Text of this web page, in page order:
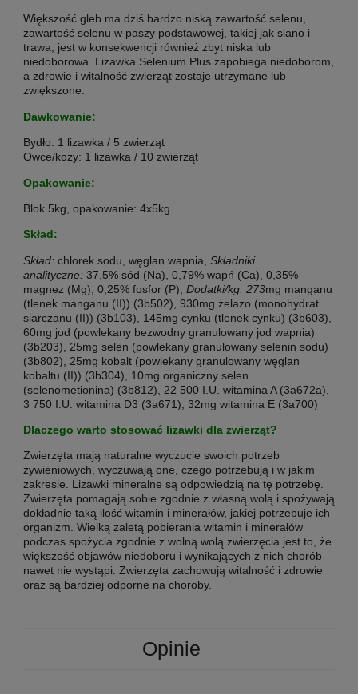
Większość gleb ma dziś bardzo niską zawartość selenu,
zawartość selenu w paszy podstawowej, takiej jak siano i
trawa, jest w konsekwencji również zbyt niska lub
niedoborowa. Lizawka Selenium Plus zapobiega niedoborom,
a zdrowie i witalność zwierząt zostaje utrzymane lub
zwiększone.
Dawkowanie:
Bydło: 1 lizawka / 5 zwierząt
Owce/kozy: 1 lizawka / 10 zwierząt
Opakowanie:
Blok 5kg, opakowanie: 4x5kg
Skład:
Skład: chlorek sodu, węglan wapnia, Składniki
analityczne: 37,5% sód (Na), 0,79% wapń (Ca), 0,35%
magnez (Mg), 0,25% fosfor (P), Dodatki/kg: 273mg manganu
(tlenek manganu (II)) (3b502), 930mg żelazo (monohydrat
siarczanu (II)) (3b103), 145mg cynku (tlenek cynku) (3b603),
60mg jod (powlekany bezwodny granulowany jod wapnia)
(3b203), 25mg selen (powlekany granulowany selenin sodu)
(3b802), 25mg kobalt (powlekany granulowany węglan
kobaltu (II)) (3b304), 10mg organiczny selen
(selenometionina) (3b812), 22 500 I.U. witamina A (3a672a),
3 750 I.U. witamina D3 (3a671), 32mg witamina E (3a700)
Dlaczego warto stosować lizawki dla zwierząt?
Zwierzęta mają naturalne wyczucie swoich potrzeb
żywieniowych, wyczuwają one, czego potrzebują i w jakim
zakresie. Lizawki mineralne są odpowiedzią na tę potrzebę.
Zwierzęta pomagają sobie zgodnie z własną wolą i spożywają
dokładnie taką ilość witamin i minerałów, jakiej potrzebuje ich
organizm. Wielką zaletą pobierania witamin i minerałów
podczas spożycia zgodnie z wolną wolą zwierzęcia jest to, że
większość objawów niedoboru i wynikających z nich chorób
nawet nie wystąpi. Zwierzęta zachowują witalność i zdrowie
oraz są bardziej odporne na choroby.
Opinie